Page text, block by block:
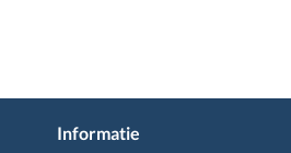
Informatie